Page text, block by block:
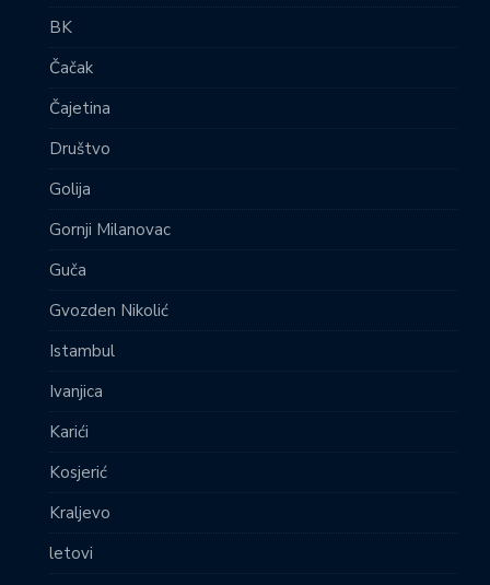
BK
Čačak
Čajetina
Društvo
Golija
Gornji Milanovac
Guča
Gvozden Nikolić
Istambul
Ivanjica
Karići
Kosjerić
Kraljevo
letovi